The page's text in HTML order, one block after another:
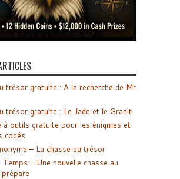
trésor gratuite : A la recherche de Mr
trésor gratuite : Le Jade et le Granit
à outils gratuite pour les énigmes et
codés
– La chasse au trésor
Temps – Une nouvelle chasse au